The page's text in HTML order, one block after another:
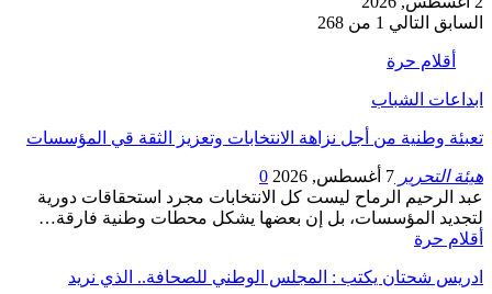
السابق التالي 1 من 268
أقلام حرة
ابداعات الشباب
تعبئة وطنية من أجل نزاهة الانتخابات وتعزيز الثقة قي المؤسسات
هيئة التحرير 7 أغسطس, 2026
0
عبد الرحيم الرماح ليست كل الانتخابات مجرد استحقاقات دورية
لتجديد المؤسسات، بل إن بعضها يشكل محطات وطنية فارقة…
أقلام حرة
ادريس شحتان يكتب : المجلس الوطني للصحافة.. الذي نريد